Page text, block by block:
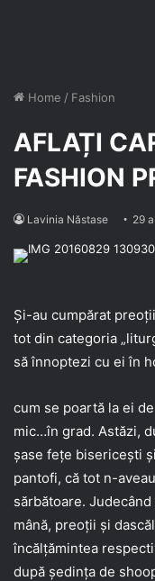
Home / Fashion
AFLAȚI
FASHION
Lavinia Năstase 29
Și-au cumpărat
tot din categoria
să înnoptezi cu ei în
cum se poartă la ei
mic…în grad. Astăzi,
șase fețe bisericești
pantofi, că tot n-
sărbătoare.
mână, preoții și
încălțămintea
după ședința de